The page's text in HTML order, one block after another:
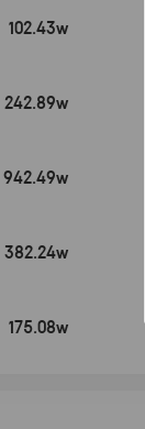
102.43w
242.89w
942.49w
382.24w
175.08w